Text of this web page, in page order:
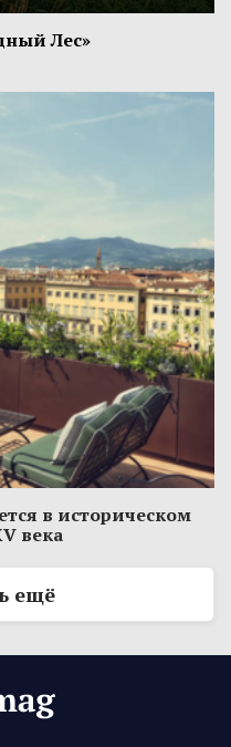
Лес»
в историческом
века
ещё